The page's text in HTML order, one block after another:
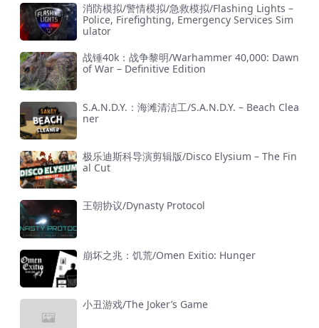
消防模拟/警情模拟/急救模拟/Flashing Lights –
Police, Firefighting, Emergency Services Sim
ulator
战锤40k：战争黎明/Warhammer 40,000: Dawn
of War – Definitive Edition
S.A.N.D.Y.：海滩清洁工/S.A.N.D.Y. – Beach Clea
ner
极乐迪斯科导演剪辑版/Disco Elysium – The Fin
al Cut
王朝协议/Dynasty Protocol
崩坏之兆：饥荒/Omen Exitio: Hunger
小丑游戏/The Joker’s Game